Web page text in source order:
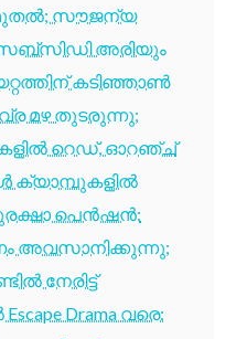
സൗജന്യ
സബ്സിഡി അരിയും
കടിഞ്ഞാൺ
മഴ തുടരുന്നു;
റെഡ്, ഓറഞ്ച്
ക്യാമ്പുകളിൽ
പെൻഷൻ:
അവസാനിക്കുന്നു;
നേരിട്ട്
Drama വരെ: